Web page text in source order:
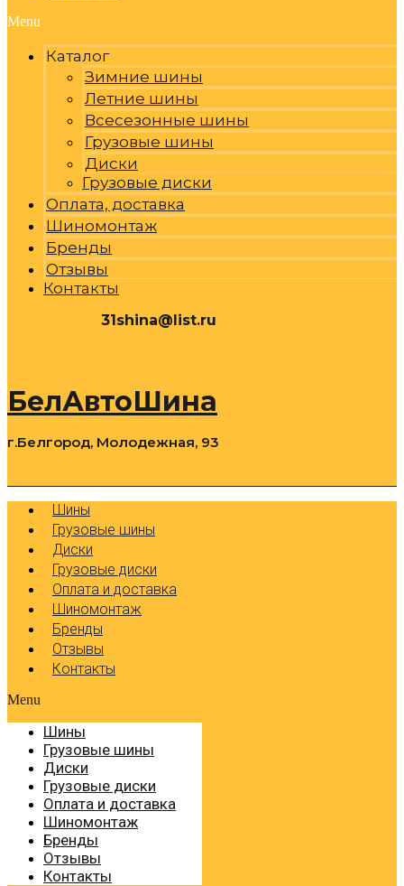
Menu
Каталог
Зимние шины
Летние шины
Всесезонные шины
Грузовые шины
Диски
Грузовые диски
Оплата, доставка
Шиномонтаж
Бренды
Отзывы
Контакты
31shina@list.ru
БелАвтоШина
г.Белгород, Молодежная, 93
Шины
Грузовые шины
Диски
Грузовые диски
Оплата и доставка
Шиномонтаж
Бренды
Отзывы
Контакты
Menu
Шины
Грузовые шины
Диски
Грузовые диски
Оплата и доставка
Шиномонтаж
Бренды
Отзывы
Контакты